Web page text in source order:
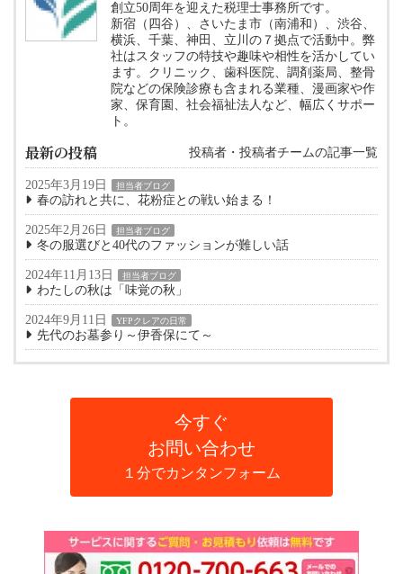
創立50周年を迎えた税理士事務所です。
新宿（四谷）、さいたま市（南浦和）、渋谷、
横浜、千葉、神田、立川の７拠点で活動中。弊
社はスタッフの特技や趣味や相性を活かしてい
ます。クリニック、歯科医院、調剤薬局、整骨
院などの保険診療も含まれる業種、漫画家や作
家、保育園、社会福祉法人など、幅広くサポー
ト。
最新の投稿 投稿者・投稿者チームの記事一覧
2025年3月19日 担当者ブログ
春の訪れと共に、花粉症との戦い始まる！
2025年2月26日 担当者ブログ
冬の服選びと40代のファッションが難しい話
2024年11月13日 担当者ブログ
わたしの秋は「味覚の秋」
2024年9月11日 YFPクレアの日常
先代のお墓参り～伊香保にて～
今すぐ
お問い合わせ
１分でカンタンフォーム